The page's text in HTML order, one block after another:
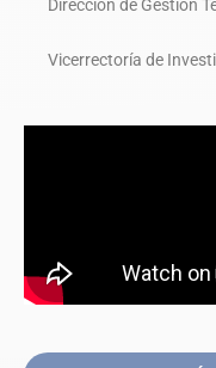
Dirección de Gestión
Vicerrectoría de